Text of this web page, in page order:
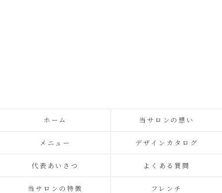
ホーム 当サロンの想い
メニュー デザインカタログ
代表あいさつ よくある質問
当サロンの特徴 フレンチ